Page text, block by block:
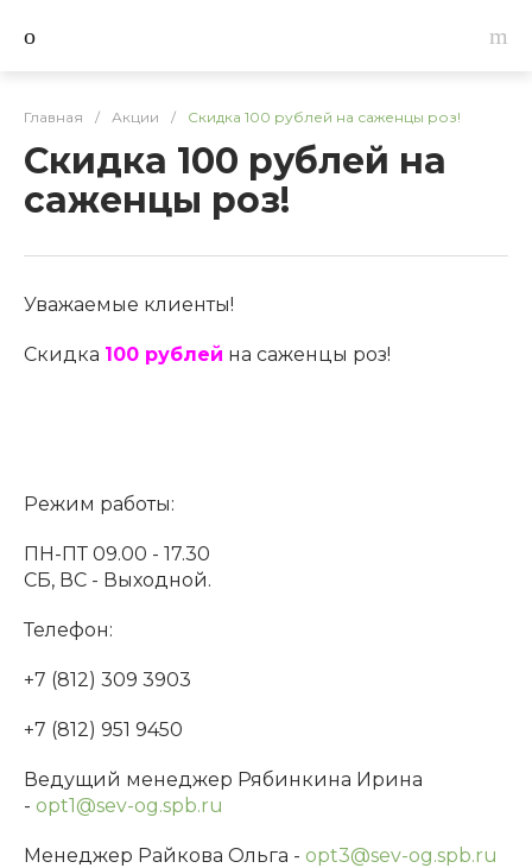
Главная / Акции / Скидка 100 рублей на саженцы роз!
Скидка 100 рублей на
саженцы роз!
Уважаемые клиенты!
Скидка 100 рублей на саженцы роз!
Режим работы:
ПН-ПТ 09.00 - 17.30
СБ, ВС - Выходной.
Телефон:
+7 (812) 309 3903
+7 (812) 951 9450
Ведущий менеджер Рябинкина Ирина
- opt1@sev-og.spb.ru
Менеджер Райкова Ольга - opt3@sev-og.spb.ru